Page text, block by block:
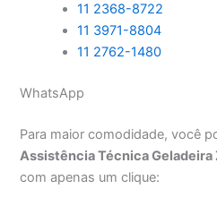
11 2368-8722
11 3971-8804
11 2762-1480
WhatsApp
Para maior comodidade, você
Assistência Técnica Geladeira
com apenas um clique: